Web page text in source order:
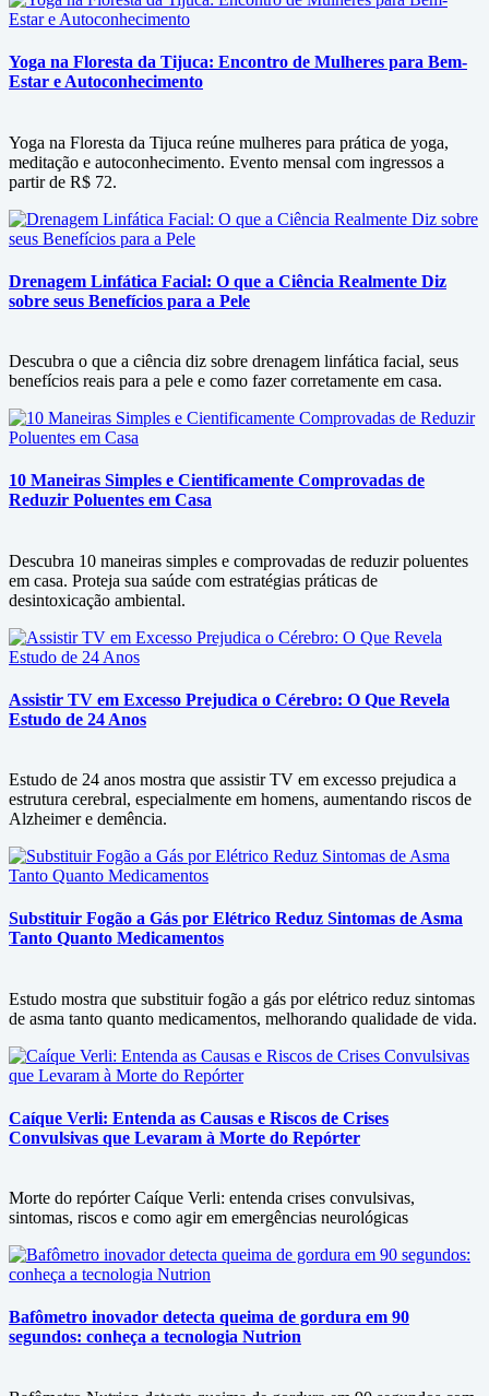
Yoga na Floresta da Tijuca: Encontro de Mulheres para Bem-
Estar e Autoconhecimento
Yoga na Floresta da Tijuca reúne mulheres para prática de yoga,
meditação e autoconhecimento. Evento mensal com ingressos a
partir de R$ 72.
Drenagem Linfática Facial: O que a Ciência Realmente Diz
sobre seus Benefícios para a Pele
Descubra o que a ciência diz sobre drenagem linfática facial, seus
benefícios reais para a pele e como fazer corretamente em casa.
10 Maneiras Simples e Cientificamente Comprovadas de
Reduzir Poluentes em Casa
Descubra 10 maneiras simples e comprovadas de reduzir poluentes
em casa. Proteja sua saúde com estratégias práticas de
desintoxicação ambiental.
Assistir TV em Excesso Prejudica o Cérebro: O Que Revela
Estudo de 24 Anos
Estudo de 24 anos mostra que assistir TV em excesso prejudica a
estrutura cerebral, especialmente em homens, aumentando riscos de
Alzheimer e demência.
Substituir Fogão a Gás por Elétrico Reduz Sintomas de Asma
Tanto Quanto Medicamentos
Estudo mostra que substituir fogão a gás por elétrico reduz sintomas
de asma tanto quanto medicamentos, melhorando qualidade de vida.
Caíque Verli: Entenda as Causas e Riscos de Crises
Convulsivas que Levaram à Morte do Repórter
Morte do repórter Caíque Verli: entenda crises convulsivas,
sintomas, riscos e como agir em emergências neurológicas
Bafômetro inovador detecta queima de gordura em 90
segundos: conheça a tecnologia Nutrion